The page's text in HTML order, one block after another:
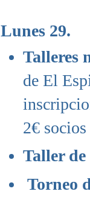
Lunes 29.
Talleres
de El
2€
Taller de
Torneo